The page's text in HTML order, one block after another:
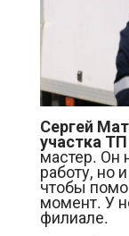
Сергей
участка
мастер. Он
работу, но
чтобы
момент. У
филиале.